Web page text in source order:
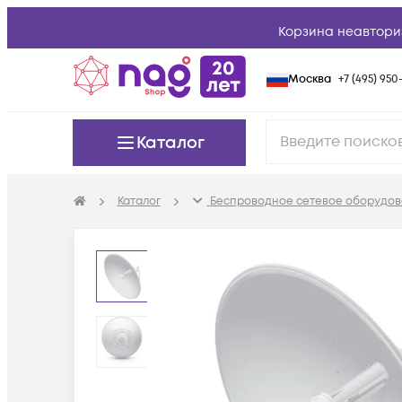
Корзина
Москва +7 (495) 950-
Каталог
Каталог Беспроводное сетевое